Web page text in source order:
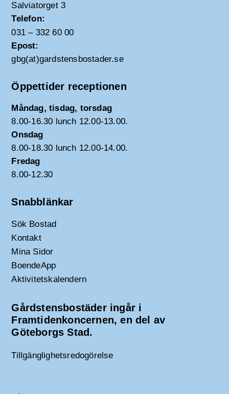
Salviatorget 3
Telefon:
031 – 332 60 00
Epost:
gbg(at)gardstensbostader.se
Öppettider receptionen
Måndag, tisdag, torsdag
8.00-16.30 lunch 12.00-13.00.
Onsdag
8.00-18.30 lunch 12.00-14.00.
Fredag
8.00-12.30
Snabblänkar
Sök Bostad
Kontakt
Mina Sidor
BoendeApp
Aktivitetskalendern
Gårdstensbostäder ingår i
Framtidenkoncernen, en del av
Göteborgs Stad.
Tillgänglighetsredogörelse